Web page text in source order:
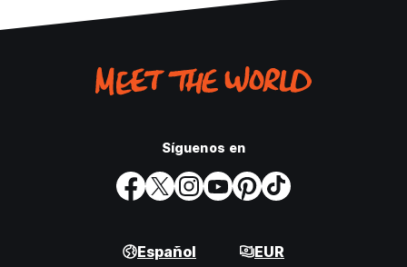
Síguenos en
Español EUR